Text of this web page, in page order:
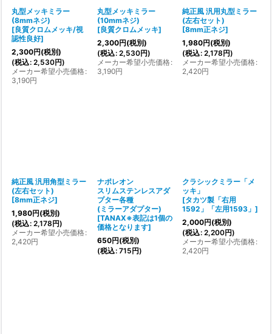
丸型メッキミラー
(8mmネジ)
[良質クロムメッキ/視
認性良好]
2,300円(税別)
(税込: 2,530円)
メーカー希望小売価格:
3,190円
丸型メッキミラー
(10mmネジ)
[良質クロムメッキ]
2,300円(税別)
(税込: 2,530円)
メーカー希望小売価格:
3,190円
純正風 汎用丸型ミラー
(左右セット)
[8mm正ネジ]
1,980円(税別)
(税込: 2,178円)
メーカー希望小売価格:
2,420円
純正風 汎用角型ミラー
(左右セット)
[8mm正ネジ]
1,980円(税別)
(税込: 2,178円)
メーカー希望小売価格:
2,420円
ナポレオン
スリムステンレスアダ
プター各種
(ミラーアダプター)
[TANAX※表記は1個の
価格となります]
650円(税別)
(税込: 715円)
クラシックミラー「メ
ッキ」
[タカツ製「右用
1592」「左用1593」]
2,000円(税別)
(税込: 2,200円)
メーカー希望小売価格:
2,420円